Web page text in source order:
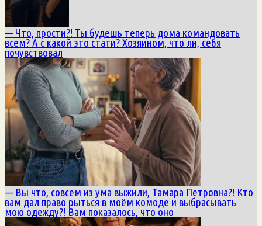
— Что, прости?! Ты будешь теперь дома командовать
всем? А с какой это стати? Хозяином, что ли, себя
почувствовал
— Вы что, совсем из ума выжили, Тамара Петровна?! Кто
вам дал право рыться в моём комоде и выбрасывать
мою одежду?! Вам показалось, что оно